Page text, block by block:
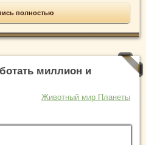
полностью
миллион и
Животный мир Планеты